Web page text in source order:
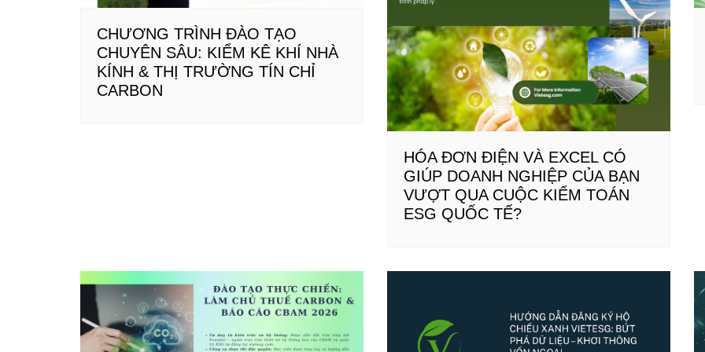
CHƯƠNG TRÌNH ĐÀO TẠO
CHUYÊN SÂU: KIỂM KÊ KHÍ NHÀ
KÍNH & THỊ TRƯỜNG TÍN CHỈ
CARBON
HÓA ĐƠN ĐIỆN VÀ EXCEL CÓ
GIÚP DOANH NGHIỆP CỦA BẠN
VƯỢT QUA CUỘC KIỂM TOÁN
ESG QUỐC TẾ?